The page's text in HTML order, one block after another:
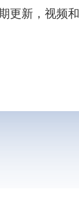
更新，视频